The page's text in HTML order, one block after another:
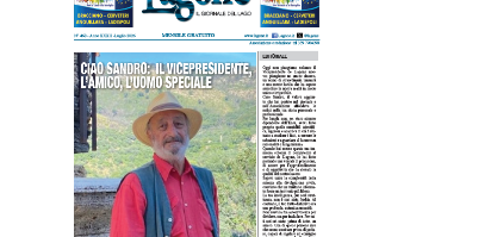
Tumblr Telegram